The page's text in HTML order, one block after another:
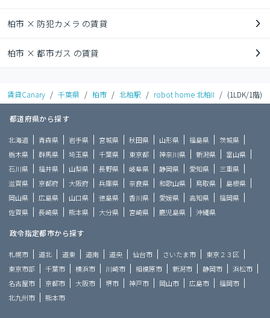
柏市 × 防犯カメラ の賃貸
柏市 × 都市ガス の賃貸
賃貸Canary / 千葉県 / 柏市 / 北柏駅 / robot home 北柏II / (1LDK/1階)
都道府県から探す
北海道 青森県 岩手県 宮城県 秋田県 山形県 福島県
茨城県
栃木県
群馬県 埼玉県 千葉県 東京都 神奈川県 新潟県
富山県
石川県
福井県 山梨県 長野県 岐阜県 静岡県 愛知県
三重県
滋賀県
京都府 大阪府 兵庫県 奈良県 和歌山県 鳥取県
島根県
岡山県
広島県 山口県 徳島県 香川県 愛媛県 高知県
福岡県
佐賀県
長崎県 熊本県 大分県 宮崎県 鹿児島県 沖縄県
政令指定都市から探す
札幌市 道北 道東 道南 道央 仙台市 さいたま市
東京２３区
東京市部
千葉市 横浜市 川崎市 相模原市 新潟市 静岡市
浜松市
名古屋市
京都市 大阪市 堺市 神戸市 岡山市 広島市
福岡市
北九州市
熊本市